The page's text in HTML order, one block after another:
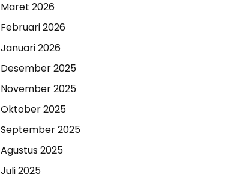
Maret 2026
Februari 2026
Januari 2026
Desember 2025
November 2025
Oktober 2025
September 2025
Agustus 2025
Juli 2025